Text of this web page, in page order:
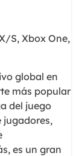
S, Xbox One,
global en
más popular
del juego
jugadores,
es un gran